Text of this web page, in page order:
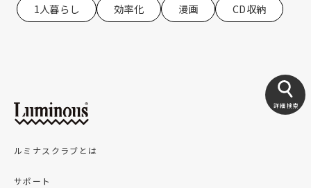
1人暮らし
効率化 漫画 CD収納
詳細検索
ルミナスクラブとは
サポート